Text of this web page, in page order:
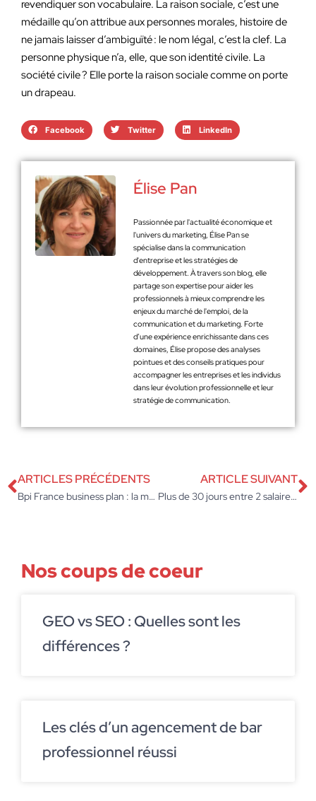
revendiquer son vocabulaire. La raison sociale, c’est une
médaille qu’on attribue aux personnes morales, histoire de
ne jamais laisser d’ambiguïté : le nom légal, c’est la clef. La
personne physique n’a, elle, que son identité civile. La
société civile ? Elle porte la raison sociale comme on porte
un drapeau.
Facebook Twitter LinkedIn
Élise Pan
Passionnée par l'actualité économique et
l'univers du marketing, Élise Pan se
spécialise dans la communication
d'entreprise et les stratégies de
développement. À travers son blog, elle
partage son expertise pour aider les
professionnels à mieux comprendre les
enjeux du marché de l'emploi, de la
communication et du marketing. Forte
d’une expérience enrichissante dans ces
domaines, Élise propose des analyses
pointues et des conseils pratiques pour
accompagner les entreprises et les individus
dans leur évolution professionnelle et leur
stratégie de communication.
ARTICLES PRÉCÉDENTS
Bpi France business plan : la méthode efficace pour structurer votre projet entrepreneurial
ARTICLE SUIVANT
Plus de 30 jours entre 2 salaires : la réglementation et les recours à connaître
Nos coups de coeur
GEO vs SEO : Quelles sont les
différences ?
Les clés d’un agencement de bar
professionnel réussi